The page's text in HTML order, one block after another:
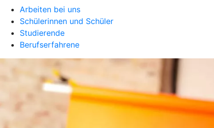
Arbeiten bei uns
Schülerinnen und Schüler
Studierende
Berufserfahrene